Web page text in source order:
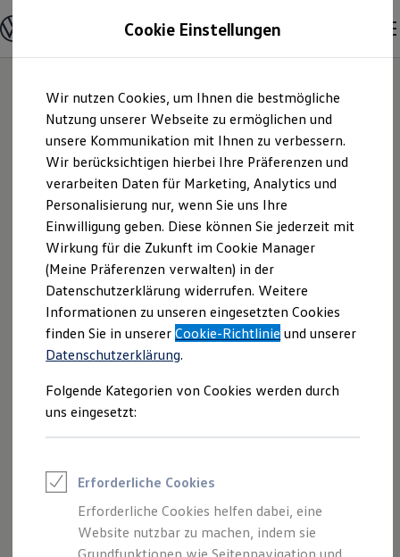
Hauptinhalt
springen
Footer
springen
Modelle und Konfigurator
Konfigurator
Modelle vergleichen
Elektroautos
ENERGY Sondermodelle
Nutzfahrzeuge
SUV und CUV
Familienautos
Kombis
Kompaktwagen
Sportwagen
Schnell verfügbare Fahrzeuge
Angebote und Produkte
Aktuelle Angebote
E-Auto-Förderung
Volkswagen Marktplatz
Die ENERGY Sondermodelle
Junge Gebrauchtwagen und Gebrauchtwagen
Volkswagen Zertifizierte Gebrauchtwagen
Elektromobilität bei Gebrauchtwagen
Saisonangebote
Reifenpakete
Leasing
Leasing-Angebote
Elektroauto Leasing
Kleinwagen-Leasing
Leasing ohne Anzahlung
Finanzierung
Autokredit mit Schlussrate
Auto Huber Inh.
Josef Huber |
Impressum &
Rechtliches
Hier finden Sie Informationen über uns
(Auto Huber Inh. Josef Huber) als
verantwortlichen Anbieter von Inhalten
und Angeboten, die auf dieser Website
Impressum
Cookie Einstellungen
Wir nutzen Cookies, um Ihnen die bestmögliche
Nutzung unserer Webseite zu ermöglichen und
unsere Kommunikation mit Ihnen zu verbessern.
Wir berücksichtigen hierbei Ihre Präferenzen und
verarbeiten Daten für Marketing, Analytics und
Personalisierung nur, wenn Sie uns Ihre
Einwilligung geben. Diese können Sie jederzeit mit
Wirkung für die Zukunft im Cookie Manager
(Meine Präferenzen verwalten) in der
Datenschutzerklärung widerrufen. Weitere
Informationen zu unseren eingesetzten Cookies
finden Sie in unsererCookie-Richtlinie und unserer
Datenschutzerklärung.
Folgende Kategorien von Cookies werden durch
uns eingesetzt:
Erforderliche Cookies
Erforderliche Cookies helfen dabei, eine
Website nutzbar zu machen, indem sie
Grundfunktionen wie Seitennavigation und